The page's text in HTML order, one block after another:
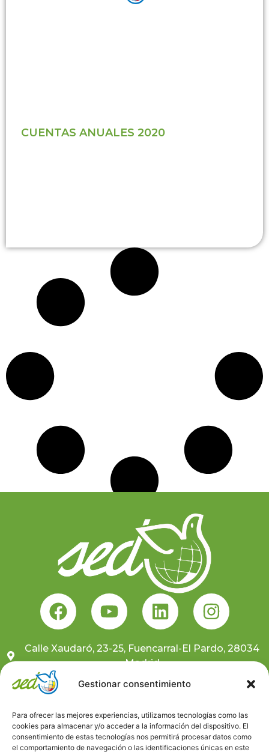
Gestionar consentimiento
Para ofrecer las mejores experiencias, utilizamos tecnologías como las
cookies para almacenar y/o acceder a la información del dispositivo. El
consentimiento de estas tecnologías nos permitirá procesar datos como
el comportamiento de navegación o las identificaciones únicas en este
CUENTAS ANUALES 2020
Calle Xaudaró, 23-25, Fuencarral-El Pardo, 28034
Madrid
681 10 59 91
Suscríbete a nuestra newsletter